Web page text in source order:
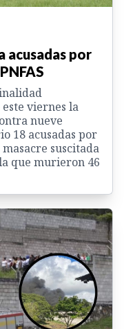
acusadas por
viernes la
nueve
18 acusadas por
suscitada
que murieron 46